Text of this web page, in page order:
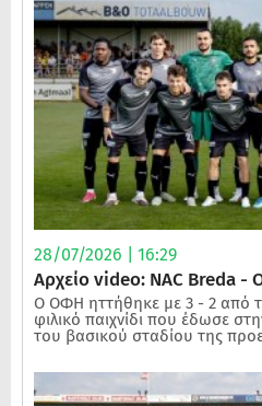
28/07/2026 | 16:29
Αρχείο video: NAC Breda -
Ο ΟΦΗ ηττήθηκε με 3 - 2 από
φιλικό παιχνίδι που έδωσε
του βασικού σταδίου της